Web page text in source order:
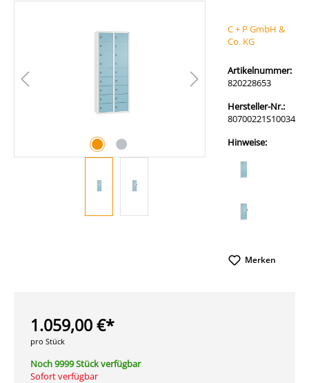
C + P GmbH &
Co. KG
Artikelnummer:
820228653
Hersteller-Nr.:
80700221S10034
Hinweise:
Merken
1.059,00 €*
pro Stück
Noch 9999 Stück verfügbar
Sofort verfügbar